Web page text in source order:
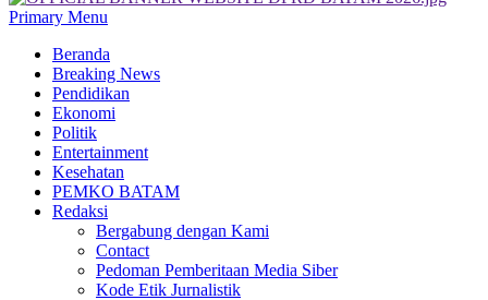
Primary Menu
Beranda
Breaking News
Pendidikan
Ekonomi
Politik
Entertainment
Kesehatan
PEMKO BATAM
Redaksi
Bergabung dengan Kami
Contact
Pedoman Pemberitaan Media Siber
Kode Etik Jurnalistik